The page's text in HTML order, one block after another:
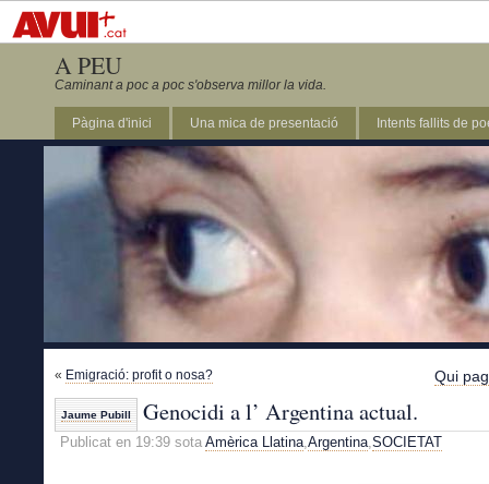
A PEU
Caminant a poc a poc s'observa millor la vida.
Pàgina d'inici Una mica de presentació Intents fallits de
« Emigració: profit o nosa? Qui
Jaume Pubill Genocidi a l’ Argentina actual.
Publicat en 19:39 sota Amèrica Llatina,Argentina,SOCIETAT